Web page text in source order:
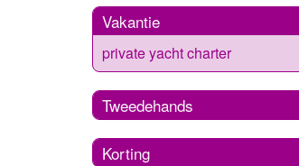
Vakantie
private yacht charter
Tweedehands
Korting